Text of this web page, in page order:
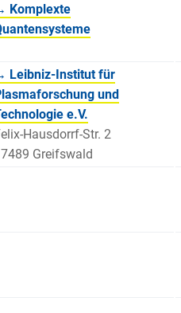
Komplexte
Leibniz-Institut für
und
e.V.
Hausdorrf-Str. 2
Greifswald